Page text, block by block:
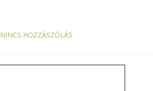
NINCS HOZZÁSZÓLÁS